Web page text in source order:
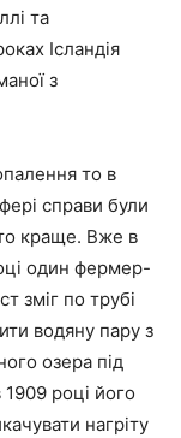
та
Ісландія
з
то в
справи були
краще. Вже в
один фермер-
зміг по трубі
водяну пару з
озера під
році його
нагріту